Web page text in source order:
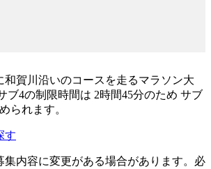
和賀川沿いのコースを走るマラソン大
ブ4の制限時間は 2時間45分のため サブ
られます。
す
集内容に変更がある場合があります。必